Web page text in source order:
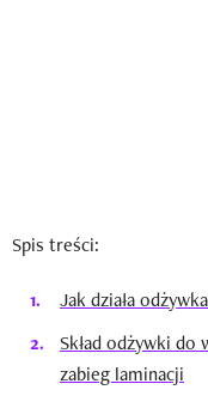
Spis treści:
Jak działa
Skład odżywki do
zabieg laminacji